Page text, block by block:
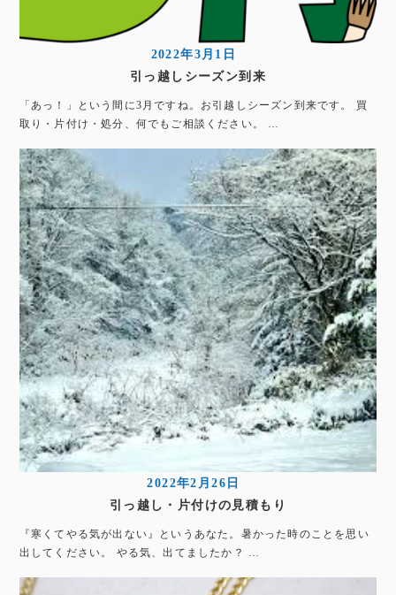
2022年3月1日
引っ越しシーズン到来
「あっ！」という間に3月ですね。お引越しシーズン到来です。 買
取り・片付け・処分、何でもご相談ください。 …
2022年2月26日
引っ越し・片付けの見積もり
『寒くてやる気が出ない』というあなた。暑かった時のことを思い
出してください。 やる気、出てましたか？ …